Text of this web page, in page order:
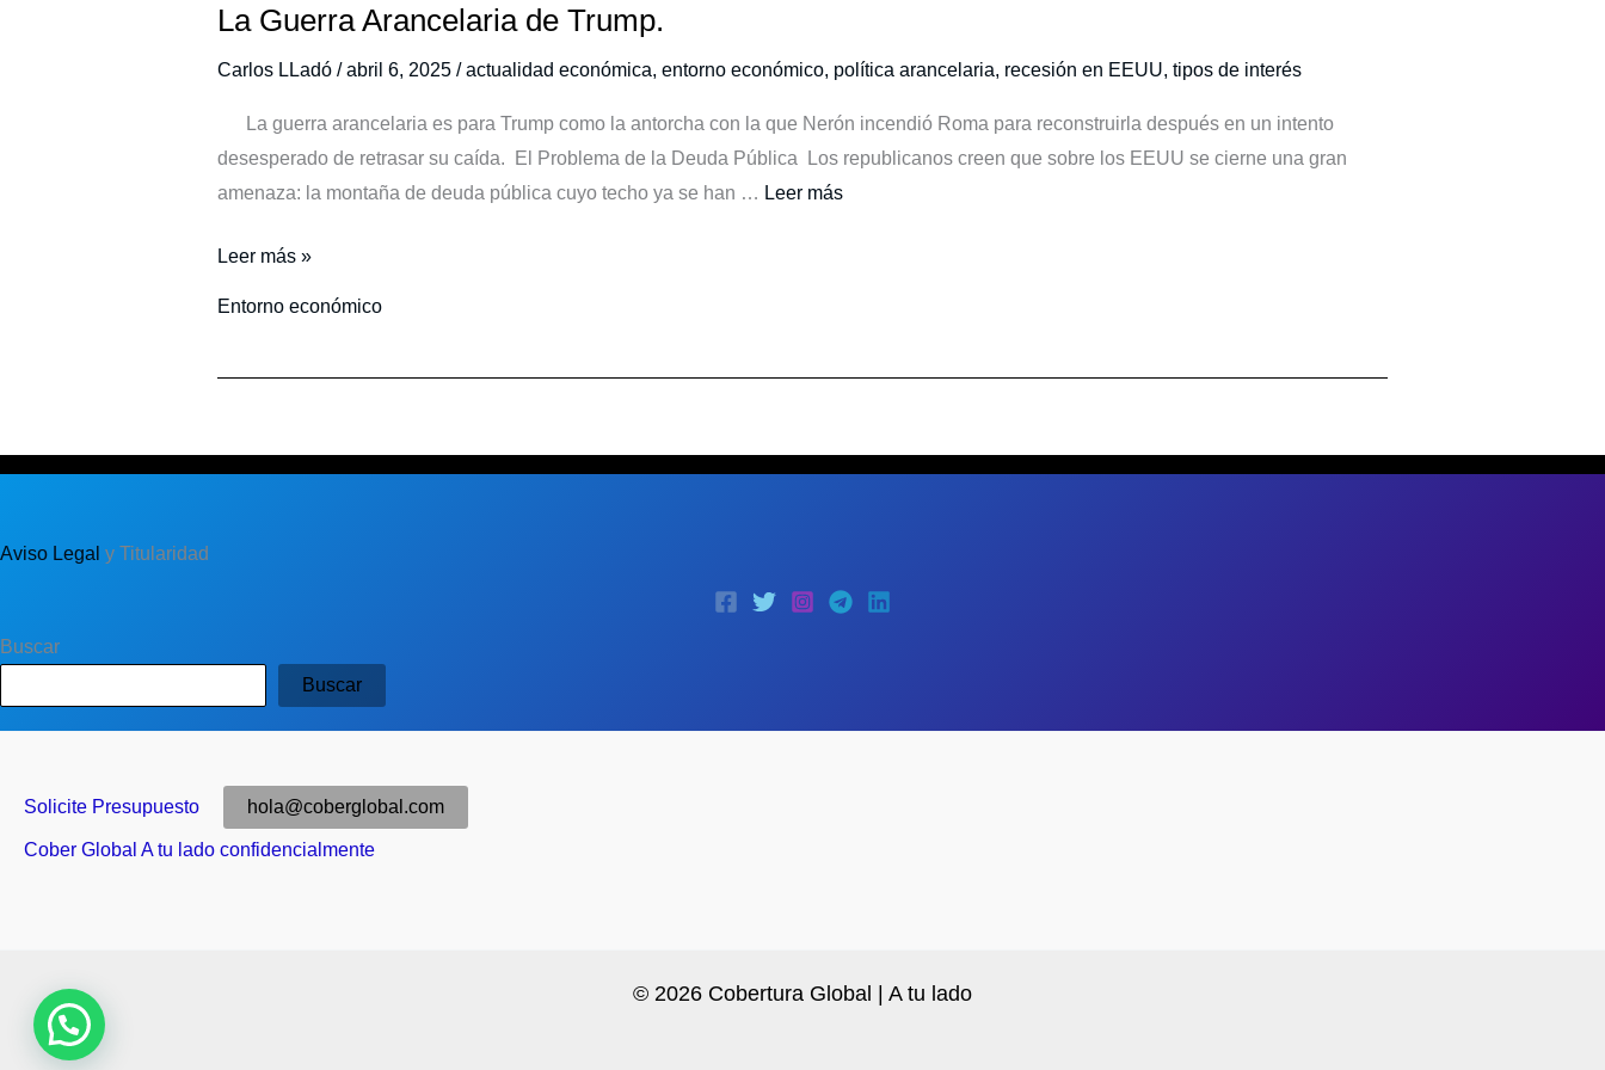
La Guerra Arancelaria de Trump.
Carlos LLadó /abril 6, 2025 /actualidad económica, entorno económico, política arancelaria, recesión en EEUU, tipos de interés
La guerra arancelaria es para Trump como la antorcha con la que Nerón incendió Roma para reconstruirla después en un intento
desesperado de retrasar su caída. El Problema de la Deuda Pública Los republicanos creen que sobre los EEUU se cierne una gran
amenaza: la montaña de deuda pública cuyo techo ya se han … Leer más
La
Trump.
Leer más »
Entorno económico
Aviso Legal y Titularidad
Buscar
Buscar
Solicite Presupuesto hola@coberglobal.com
Cober Global A tu lado confidencialmente
© 2026 Cobertura Global | A tu lado